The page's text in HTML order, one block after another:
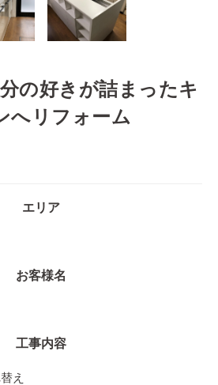
分の好きが詰まったキ
へリフォーム
エリア
お客様名
工事内容
え